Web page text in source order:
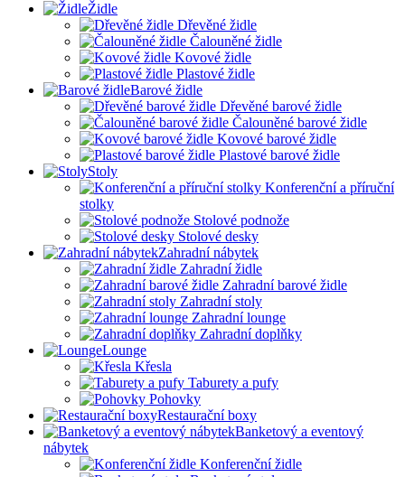
Židle
Dřevěné židle
Čalouněné židle
Kovové židle
Plastové židle
Barové židle
Dřevěné barové židle
Čalouněné barové židle
Kovové barové židle
Plastové barové židle
Stoly
Konferenční a příruční
stolky
Stolové podnože
Stolové desky
Zahradní nábytek
Zahradní židle
Zahradní barové židle
Zahradní stoly
Zahradní lounge
Zahradní doplňky
Lounge
Křesla
Taburety a pufy
Pohovky
Restaurační boxy
Banketový a eventový
nábytek
Konferenční židle